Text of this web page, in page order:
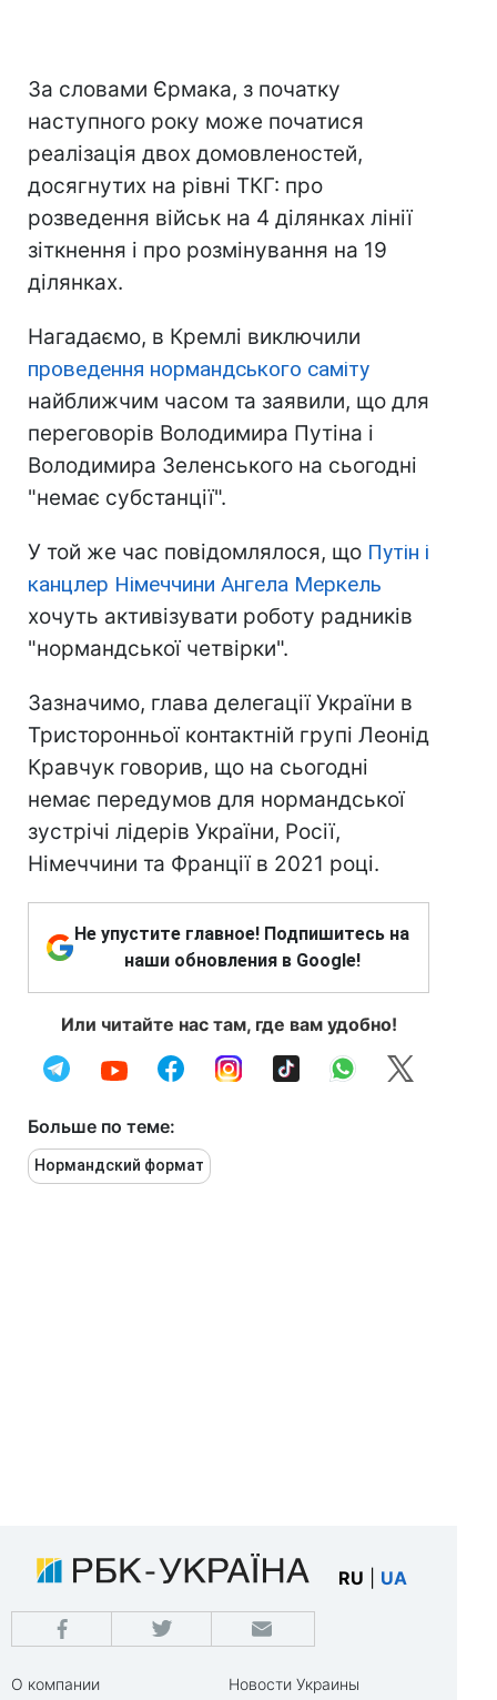
За словами Єрмака, з початку
наступного року може початися
реалізація двох домовленостей,
досягнутих на рівні ТКГ: про
розведення військ на 4 ділянках лінії
зіткнення і про розмінування на 19
ділянках.
Нагадаємо, в Кремлі виключили
проведення нормандського саміту
найближчим часом та заявили, що для
переговорів Володимира Путіна і
Володимира Зеленського на сьогодні
"немає субстанції".
У той же час повідомлялося, що Путін і
канцлер Німеччини Ангела Меркель
хочуть активізувати роботу радників
"нормандської четвірки".
Зазначимо, глава делегації України в
Тристоронньої контактній групі Леонід
Кравчук говорив, що на сьогодні
немає передумов для нормандської
зустрічі лідерів України, Росії,
Німеччини та Франції в 2021 році.
Не упустите главное! Подпишитесь на
наши обновления в Google!
Или читайте нас там, где вам удобно!
Больше по теме:
Нормандский формат
RU UA
О компании
Новости Украины